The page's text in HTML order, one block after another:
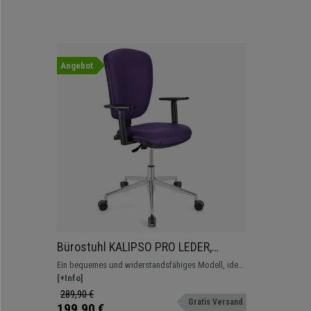
Angebot
Bürostuhl KALIPSO PRO LEDER,
verstellbare Rücken- und Armlehnen,
Metallgestell, Lederbezug, Farbe Lila
Ein bequemes und widerstandsfähiges Modell, ideal
für den Büroalltag. In verschiedenen Farben
erhältlich.
[+Info]
289,90 €
Gratis Versand